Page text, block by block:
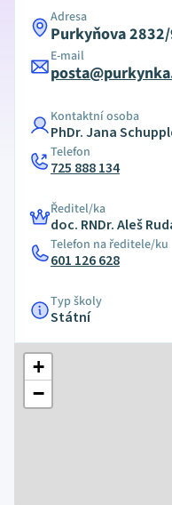
Adresa
Purkyňova
E-mail
Kontaktní osoba
PhDr. Jana
Telefon
725 888 134
Ředitel/ka
doc. RNDr. Aleš
Telefon na ředitele/ku
601 126 628
Typ školy
Státní
+
−